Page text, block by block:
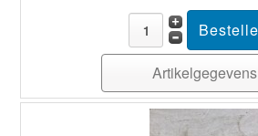
Artikelgegevens